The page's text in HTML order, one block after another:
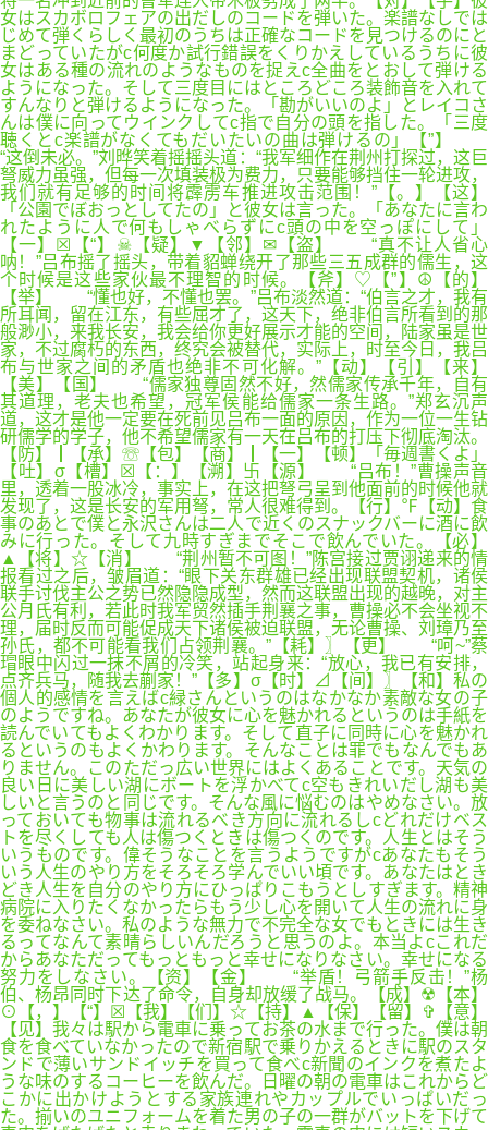
女はスカボロフェアの出だしのコードを弾いた。楽譜なしでは
じめて弾くらしく最初のうちは正確なコードを見つけるのにと
まどっていたがc何度か試行錯誤をくりかえしているうちに彼
女はある種の流れのようなものを捉えc全曲をとおして弾ける
ようになった。そして三度目にはところどころ装飾音を入れて
すんなりと弾けるようになった。「勘がいいのよ」とレイコさ
んは僕に向ってウインクしてc指で自分の頭を指した。「三度
聴くとc楽譜がなくてもだいたいの曲は弾けるの」【”】
“这倒未必。”刘晔笑着摇摇头道：“我军细作在荆州打探过，这巨
弩威力虽强，但每一次填装极为费力，只要能够挡住一轮进攻，
我们就有足够的时间将霹雳车推进攻击范围！”【。】【这】
「公園でぼおっとしてたの」と彼女は言った。「あなたに言わ
れたように人で何もしゃべらずにc頭の中を空っぽにして」
【一】☒【“】☠【疑】▼【邻】✉【盗】 “真不让人省心
呐！”吕布摇了摇头，带着貂蝉绕开了那些三五成群的儒生，这
个时候是这些家伙最不理智的时候。【斧】♡【”】☮【的】
【举】 “懂也好，不懂也罢。”吕布淡然道：“伯言之才，我有
所耳闻，留在江东，有些屈才了，这天下，绝非伯言所看到的那
般渺小，来我长安，我会给你更好展示才能的空间，陆家虽是世
家，不过腐朽的东西，终究会被替代，实际上，时至今日，我吕
布与世家之间的矛盾也绝非不可化解。”【动】【引】【来】
【美】【国】 “儒家独尊固然不好，然儒家传承千年，自有
其道理，老夫也希望，冠军侯能给儒家一条生路。”郑玄沉声
道，这才是他一定要在死前见吕布一面的原因，作为一位一生钻
研儒学的学子，他不希望儒家有一天在吕布的打压下彻底淘汰。
【防】┃【承】☏【包】【商】┃【一】【顿】「毎週書くよ」
【吐】σ【槽】☒【：】【溯】卐【源】 “吕布！”曹操声音
里，透着一股冰冷，事实上，在这把弩弓呈到他面前的时候他就
发现了，这是长安的军用弩，常人很难得到。【行】℉【动】食
事のあとで僕と永沢さんは二人で近くのスナックバーに酒に飲
みに行った。そして九時すぎまでそこで飲んでいた。【必】
▲【将】☆【消】 “荆州暂不可图！”陈宫接过贾诩递来的情
报看过之后，皱眉道：“眼下关东群雄已经出现联盟契机，诸侯
联手讨伐主公之势已然隐隐成型，然而这联盟出现的越晚，对主
公月氏有利，若此时我军贸然插手荆襄之事，曹操必不会坐视不
理，届时反而可能促成天下诸侯被迫联盟，无论曹操、刘璋乃至
孙氏，都不可能看我们占领荆襄。”【耗】〗【更】 “呵~”蔡
瑁眼中闪过一抹不屑的冷笑，站起身来：“放心，我已有安排，
点齐兵马，随我去蒯家！”【多】σ【时】⊿【间】〗【和】私の
個人的感情を言えばc緑さんというのはなかなか素敵な女の子
のようですね。あなたが彼女に心を魅かれるというのは手紙を
読んでいてもよくわかります。そして直子に同時に心を魅かれ
るというのもよくかわります。そんなことは罪でもなんでもあ
りません。このただっ広い世界にはよくあることです。天気の
良い日に美しい湖にボートを浮かべてc空もきれいだし湖も美
しいと言うのと同じです。そんな風に悩むのはやめなさい。放
っておいても物事は流れるべき方向に流れるしcどれだけベス
トを尽くしても人は傷つくときは傷つくのです。人生とはそう
いうものです。偉そうなことを言うようですがcあなたもそう
いう人生のやり方をそろそろ学んでいい頃です。あなたはとき
どき人生を自分のやり方にひっぱりこもうとしすぎます。精神
病院に入りたくなかったらもう少し心を開いて人生の流れに身
を委ねなさい。私のような無力で不完全な女でもときには生き
るってなんて素晴らしいんだろうと思うのよ。本当よcこれだ
からあなただってもっともっと幸せになりなさい。幸せになる
努力をしなさい。【资】【金】 “举盾！弓箭手反击！”杨
伯、杨昂同时下达了命令，自身却放缓了战马。【成】☢【本】
⊙【，】【“】☒【我】【们】☆【持】▲【保】【留】✞【意】
【见】我々は駅から電車に乗ってお茶の水まで行った。僕は朝
食を食べていなかったので新宿駅で乗りかえるときに駅のスタ
ンドで薄いサンドイッチを買って食べc新聞のインクを煮たよ
うな味のするコーヒーを飲んだ。日曜の朝の電車はこれからど
こかに出かけようとする家族連れやカップルでいっぱいだっ
た。揃いのユニフォームを着た男の子の一群がバットを下げて